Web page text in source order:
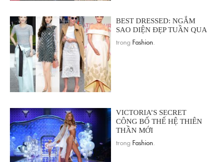
BEST DRESSED: NGẮM
SAO DIỆN ĐẸP TUẦN QUA
trong Fashion
VICTORIA’S SECRET
CÔNG BỐ THẾ HỆ THIÊN
THẦN MỚI
trong Fashion